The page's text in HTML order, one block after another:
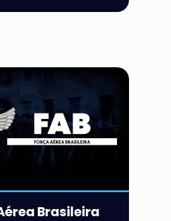
Brasileira